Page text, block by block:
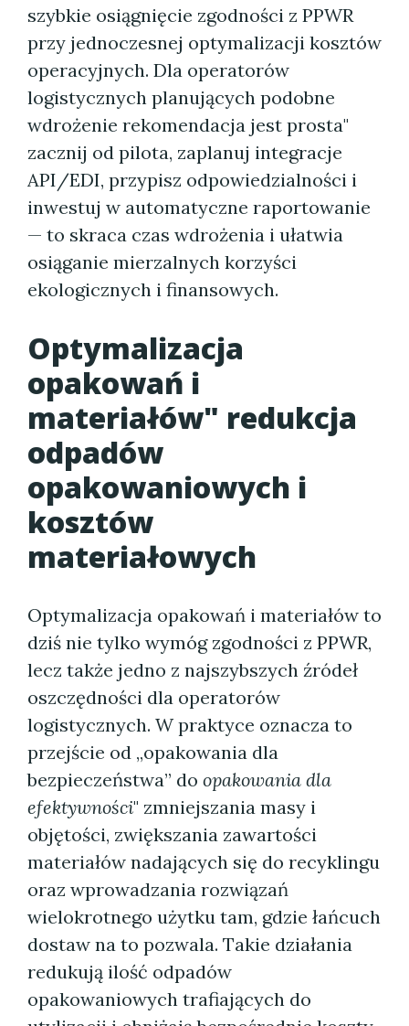
szybkie osiągnięcie zgodności z PPWR
przy jednoczesnej optymalizacji kosztów
operacyjnych. Dla operatorów
logistycznych planujących podobne
wdrożenie rekomendacja jest prosta"
zacznij od pilota, zaplanuj integracje
API/EDI, przypisz odpowiedzialności i
inwestuj w automatyczne raportowanie
— to skraca czas wdrożenia i ułatwia
osiąganie mierzalnych korzyści
ekologicznych i finansowych.
Optymalizacja
opakowań i
materiałów" redukcja
odpadów
opakowaniowych i
kosztów
materiałowych
Optymalizacja opakowań i materiałów to
dziś nie tylko wymóg zgodności z PPWR,
lecz także jedno z najszybszych źródeł
oszczędności dla operatorów
logistycznych. W praktyce oznacza to
przejście od „opakowania dla
bezpieczeństwa” do opakowania dla
efektywności" zmniejszania masy i
objętości, zwiększania zawartości
materiałów nadających się do recyklingu
oraz wprowadzania rozwiązań
wielokrotnego użytku tam, gdzie łańcuch
dostaw na to pozwala. Takie działania
redukują ilość odpadów
opakowaniowych trafiających do